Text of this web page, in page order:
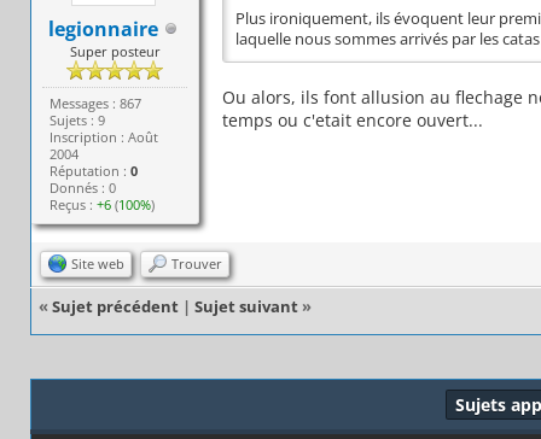
legionnaire
Super posteur
Messages : 867
Sujets : 9
Inscription : Août
2004
Réputation :0
Donnés : 0
Reçus :+6 (100%)
Plus ironiquement, ils évoquent leur
laquelle nous sommes arrivés par les
Ou alors, ils font allusion au flechage
temps ou c'etait encore ouvert...
Site web Trouver
« Sujet précédent | Sujet suivant »
Sujets